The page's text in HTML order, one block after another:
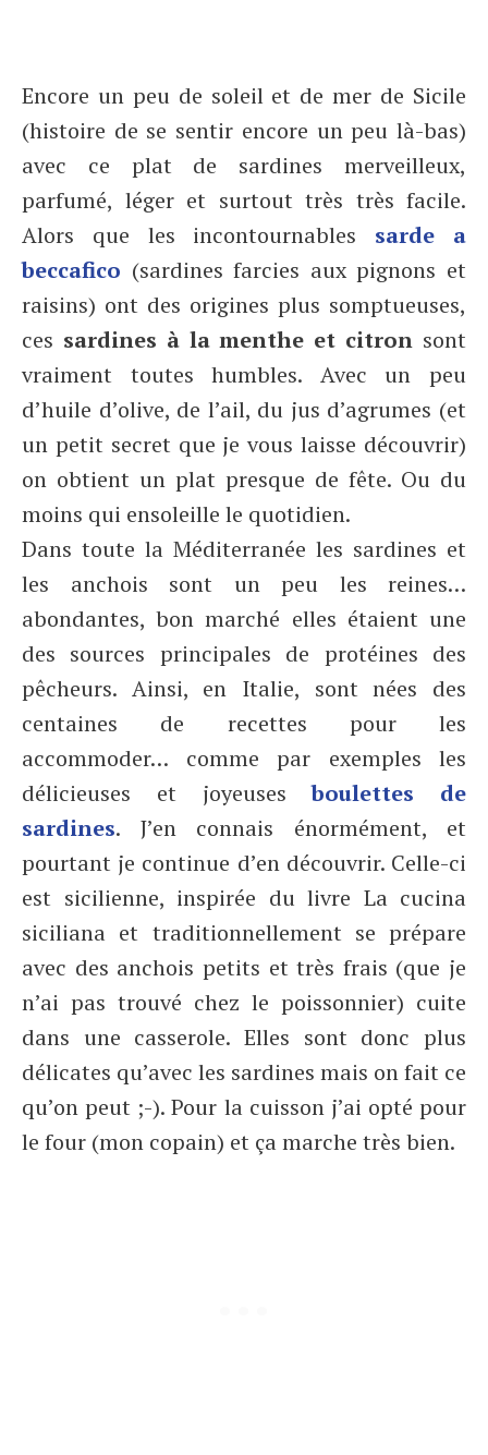
Encore un peu de soleil et de mer de Sicile
(histoire de se sentir encore un peu là-bas)
avec ce plat de sardines merveilleux,
parfumé, léger et surtout très très facile.
Alors que les incontournables sarde a
beccafico (sardines farcies aux pignons et
raisins) ont des origines plus somptueuses,
ces sardines à la menthe et citron sont
vraiment toutes humbles. Avec un peu
d’huile d’olive, de l’ail, du jus d’agrumes (et
un petit secret que je vous laisse découvrir)
on obtient un plat presque de fête. Ou du
moins qui ensoleille le quotidien.
Dans toute la Méditerranée les sardines et
les anchois sont un peu les reines…
abondantes, bon marché elles étaient une
des sources principales de protéines des
pêcheurs. Ainsi, en Italie, sont nées des
centaines de recettes pour les
accommoder… comme par exemples les
délicieuses et joyeusesboulettes de
sardines. J’en connais énormément, et
pourtant je continue d’en découvrir. Celle-ci
est sicilienne, inspirée du livre La cucina
siciliana et traditionnellement se prépare
avec des anchois petits et très frais (que je
n’ai pas trouvé chez le poissonnier) cuite
dans une casserole. Elles sont donc plus
délicates qu’avec les sardines mais on fait ce
qu’on peut ;-). Pour la cuisson j’ai opté pour
le four (mon copain) et ça marche très bien.